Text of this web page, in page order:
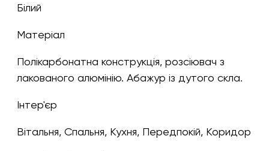
білий
Матеріал
Полікарбонатна конструкція, розсіювач з
лакованого алюмінію. Абажур із дутого скла.
Інтер'єр
Вітальня, Спальня, Кухня, Передпокій, Коридор